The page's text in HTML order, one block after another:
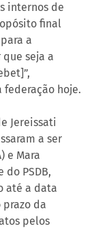
internos de
final
a
seja a
federação hoje.
Jereissati
a ser
e Mara
do PSDB,
até a data
da
pelos